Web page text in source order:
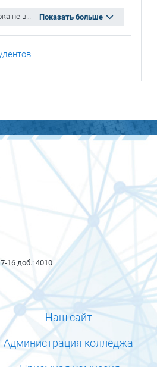
Показать больше
принадлежите к группе
16 доб.: 4010
Наш сайт
Администрация колледжа